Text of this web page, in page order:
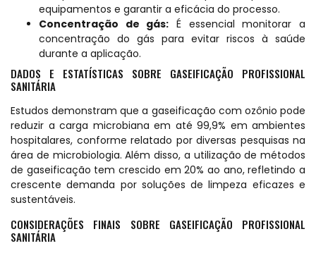
equipamentos e garantir a eficácia do processo.
Concentração de gás: É essencial monitorar a
concentração do gás para evitar riscos à saúde
durante a aplicação.
DADOS E ESTATÍSTICAS SOBRE GASEIFICAÇÃO PROFISSIONAL
SANITÁRIA
Estudos demonstram que a gaseificação com ozônio pode
reduzir a carga microbiana em até 99,9% em ambientes
hospitalares, conforme relatado por diversas pesquisas na
área de microbiologia. Além disso, a utilização de métodos
de gaseificação tem crescido em 20% ao ano, refletindo a
crescente demanda por soluções de limpeza eficazes e
sustentáveis.
CONSIDERAÇÕES FINAIS SOBRE GASEIFICAÇÃO PROFISSIONAL
SANITÁRIA